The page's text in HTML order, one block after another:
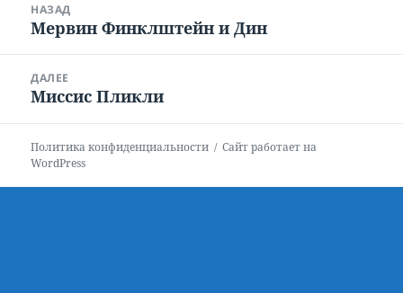
записям
НАЗАД
Предыдущая
Мервин Финклштейн и Дин
ДАЛЕЕ
Следующая
Миссис Пликли
Политика конфиденциальности
Сайт работает на
WordPress